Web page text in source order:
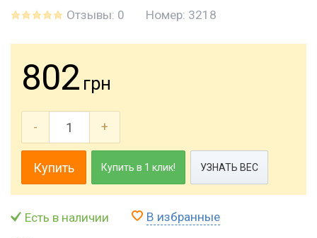
Отзывы: 0 Номер: 3218
802 грн
- +
Купить Купить в 1 клик! УЗНАТЬ ВЕС
Есть в наличии В избранные